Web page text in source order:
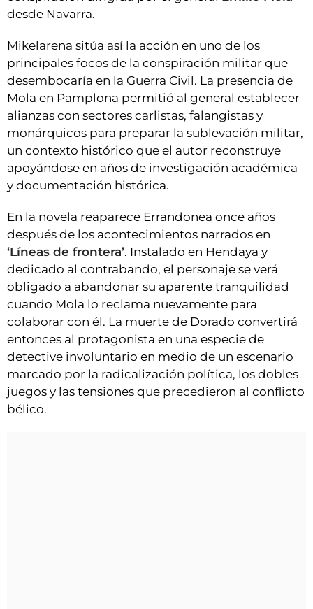
desde Navarra.
Mikelarena sitúa así la acción en uno de los
principales focos de la conspiración militar que
desembocaría en la Guerra Civil. La presencia de
Mola en Pamplona permitió al general establecer
alianzas con sectores carlistas, falangistas y
monárquicos para preparar la sublevación militar,
un contexto histórico que el autor reconstruye
apoyándose en años de investigación académica
y documentación histórica.
En la novela reaparece Errandonea once años
después de los acontecimientos narrados en
‘Líneas de frontera’. Instalado en Hendaya y
dedicado al contrabando, el personaje se verá
obligado a abandonar su aparente tranquilidad
cuando Mola lo reclama nuevamente para
colaborar con él. La muerte de Dorado convertirá
entonces al protagonista en una especie de
detective involuntario en medio de un escenario
marcado por la radicalización política, los dobles
juegos y las tensiones que precedieron al conflicto
bélico.